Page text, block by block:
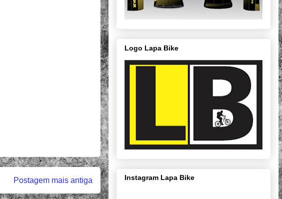
Postagem mais antiga
Logo Lapa Bike
Instagram Lapa Bike